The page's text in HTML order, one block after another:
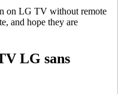
on LG TV without remote
and hope they are
LG sans